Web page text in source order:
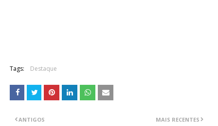
Tags: Destaque
MAIS RECENTES
ANTIGOS